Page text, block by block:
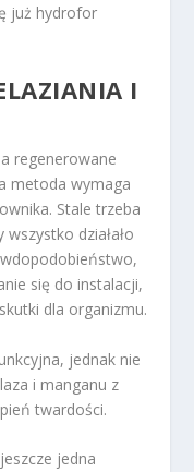
już hydrofor
I
regenerowane
metoda wymaga
Stale trzeba
działało
się do instalacji,
dla organizmu.
jednak nie
i manganu z
twardości.
jedna